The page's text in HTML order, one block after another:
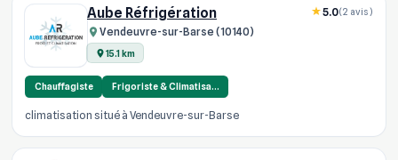
Aube Réfrigération
Vendeuvre-sur-Barse (10140)
15.1 km
5.0(2 avis)
Chauffagiste Frigoriste & Climatisa…
climatisation situé à Vendeuvre-sur-Barse